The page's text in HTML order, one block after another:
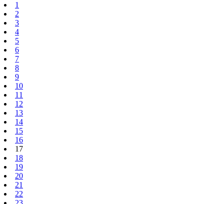
1
2
3
4
5
6
7
8
9
10
11
12
13
14
15
16
17
18
19
20
21
22